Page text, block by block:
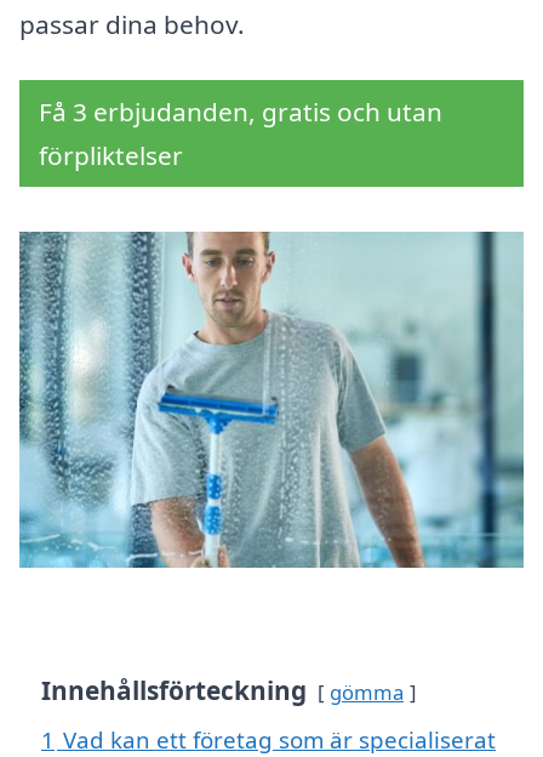
passar dina behov.
Få 3 erbjudanden, gratis och utan
förpliktelser
Innehållsförteckning gömma
1 Vad kan ett företag som är specialiserat